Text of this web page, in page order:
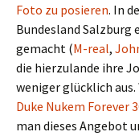
Foto zu posieren. In
Bundesland
gemacht (M-real,
die hierzulande ihre
weniger glücklich
Duke Nukem Forever
man dieses Angebot